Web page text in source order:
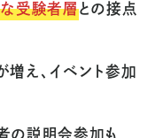
受験者層との接点
え、イベント参加
の説明会参加も